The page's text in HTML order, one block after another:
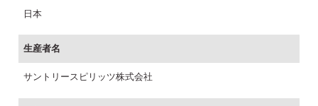
日本
生産者名
サントリースピリッツ株式会社